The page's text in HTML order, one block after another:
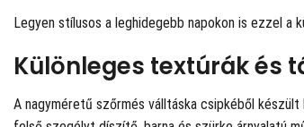
Legyen stílusos a leghidegebb napokon is ezzel a
Különleges textúrák és
A nagyméretű szőrmés válltáska csipkéből